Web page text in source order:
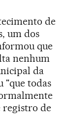
de
um dos
que
nenhum
da
"que todas
registro de